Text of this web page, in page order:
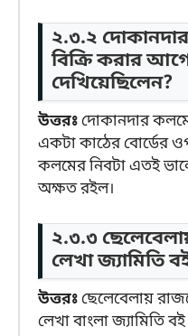
২.৩.২
বিক্রি করার
দেখিয়েছিলেন?
উত্তরঃদোকানদার
একটা কাঠের বোর্ডের
কলমের নিবটা এতই
অক্ষত রইল।
২.৩.৩
লেখা জ্যামিতি
উত্তরঃছেলেবেলায়
লেখা বাংলা জ্যামিতি